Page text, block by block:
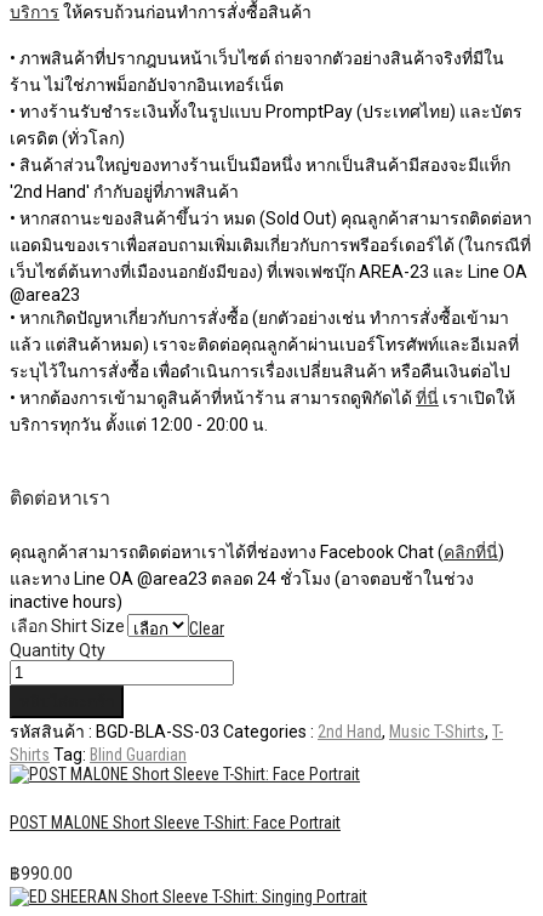
บริการ ให้ครบถ้วนก่อนทำการสั่งซื้อสินค้า
• ภาพสินค้าที่ปรากฎบนหน้าเว็บไซต์ ถ่ายจากตัวอย่างสินค้าจริงที่มีใน
ร้าน ไม่ใช่ภาพม็อกอัปจากอินเทอร์เน็ต
• ทางร้านรับชำระเงินทั้งในรูปแบบ PromptPay (ประเทศไทย) และบัตร
เครดิต (ทั่วโลก)
• สินค้าส่วนใหญ่ของทางร้านเป็นมือหนึ่ง หากเป็นสินค้ามีสองจะมีแท็ก
'2nd Hand' กำกับอยู่ที่ภาพสินค้า
• หากสถานะของสินค้าขึ้นว่า หมด (Sold Out) คุณลูกค้าสามารถติดต่อหา
แอดมินของเราเพื่อสอบถามเพิ่มเติมเกี่ยวกับการพรีออร์เดอร์ได้ (ในกรณีที่
เว็บไซต์ต้นทางที่เมืองนอกยังมีของ) ที่เพจเฟซบุ๊ก AREA-23 และ Line OA
@area23
• หากเกิดปัญหาเกี่ยวกับการสั่งซื้อ (ยกตัวอย่างเช่น ทำการสั่งซื้อเข้ามา
แล้ว แต่สินค้าหมด) เราจะติดต่อคุณลูกค้าผ่านเบอร์โทรศัพท์และอีเมลที่
ระบุไว้ในการสั่งซื้อ เพื่อดำเนินการเรื่องเปลี่ยนสินค้า หรือคืนเงินต่อไป
• หากต้องการเข้ามาดูสินค้าที่หน้าร้าน สามารถดูพิกัดได้ ที่นี่ เราเปิดให้
บริการทุกวัน ตั้งแต่ 12:00 - 20:00 น.
ติดต่อหาเรา
คุณลูกค้าสามารถติดต่อหาเราได้ที่ช่องทาง Facebook Chat (คลิกที่นี่)
และทาง Line OA @area23 ตลอด 24 ชั่วโมง (อาจตอบช้าในช่วง
inactive hours)
เลือก Shirt Size
Clear
QuantityQty
รหัสสินค้า : BGD-BLA-SS-03 Categories : 2nd Hand, Music T-Shirts, T-
Shirts Tag: Blind Guardian
POST MALONE Short Sleeve T-Shirt: Face Portrait
฿990.00